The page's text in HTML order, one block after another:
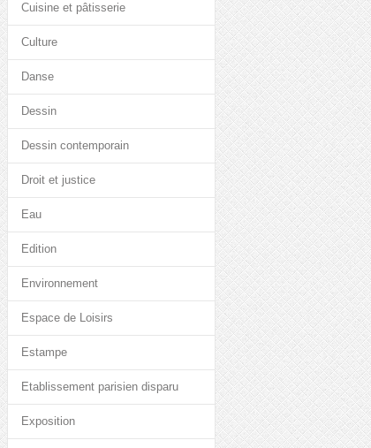
Cuisine et pâtisserie
Culture
Danse
Dessin
Dessin contemporain
Droit et justice
Eau
Edition
Environnement
Espace de Loisirs
Estampe
Etablissement parisien disparu
Exposition